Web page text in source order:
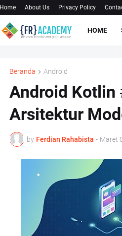
Home About Us Privacy Policy
HOME
Beranda Android
Android Kotlin
Arsitektur
by Ferdian Rahabista - Maret